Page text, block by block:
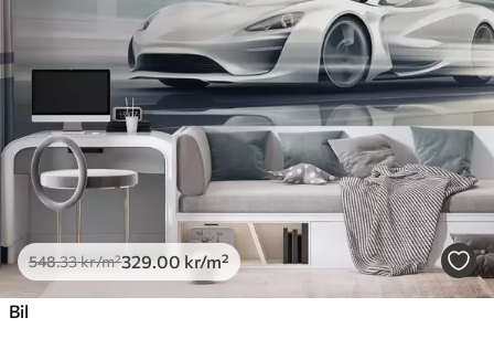
548.33kr/m²329 .00 kr/m²
Bil